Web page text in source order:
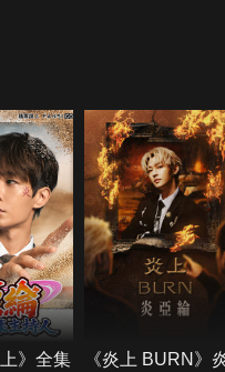
》全集
《炎上 BURN》